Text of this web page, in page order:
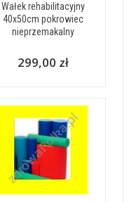
Wałek rehabilitacyjny
40x50cm pokrowiec
nieprzemakalny
299,00 zł